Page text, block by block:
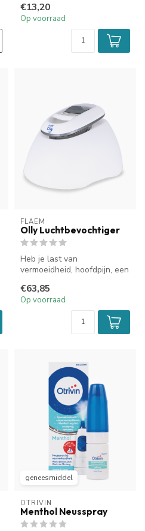
€13,20
Op voorraad
FLAEM
Olly Luchtbevochtiger
Heb je last van
vermoeidheid, hoofdpijn, een
luchtw...
€63,85
Op voorraad
geneesmiddel
OTRIVIN
Menthol Neusspray